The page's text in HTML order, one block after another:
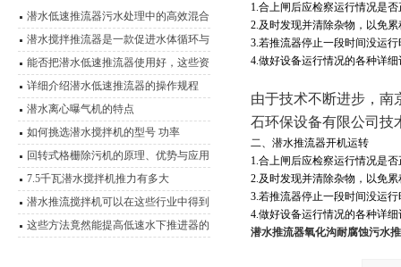
潜水低速推流器污水处理中的高效混合
动力
潜水搅拌推流器是一款促进水体循环与
提升环境质量的设备
能否把潜水低速推流器使用好，这些资
料是关键
详细介绍潜水低速推流器的操作规程
潜水离心曝气机的特点
如何挑选潜水搅拌机的型号 功率
回转式格栅除污机的原理、优势与应用
7.5千瓦潜水搅拌机推力有多大
潜水推流搅拌机可以在这些行业中得到
广泛运用
这些方法竟然能提高低速水下推进器的
1.合上闸后应检察运行情况是
2.及时发现并清除杂物，以免
3.若推流器停止一段时间没运
4.做好设备运行情况的各种详细
由于技术不断进步，南
石环保设备有限公司技
二、潜水推流器开机运转
1.合上闸后应检察运行情况是
2.及时发现并清除杂物，以免
3.若推流器停止一段时间没运
4.做好设备运行情况的各种详细
潜水推流器氧化沟耐腐蚀污水